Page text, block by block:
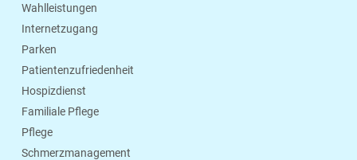
Wahlleistungen
Internetzugang
Parken
Patientenzufriedenheit
Hospizdienst
Familiale Pflege
Pflege
Schmerzmanagement